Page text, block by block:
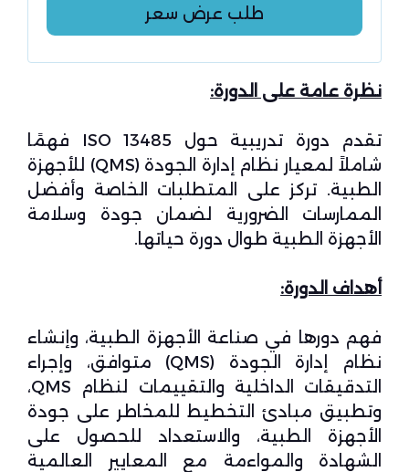
طلب عرض سعر
نظرة عامة على الدورة:
تقدم دورة تدريبية حول ISO 13485 فهمًا
شاملاً لمعيار نظام إدارة الجودة (QMS) للأجهزة
الطبية. تركز على المتطلبات الخاصة وأفضل
الممارسات الضرورية لضمان جودة وسلامة
الأجهزة الطبية طوال دورة حياتها.
أهداف الدورة:
فهم دورها في صناعة الأجهزة الطبية، وإنشاء
نظام إدارة الجودة (QMS) متوافق، وإجراء
التدقيقات الداخلية والتقييمات لنظام QMS،
وتطبيق مبادئ التخطيط للمخاطر على جودة
الأجهزة الطبية، والاستعداد للحصول على
الشهادة والمواءمة مع المعايير العالمية